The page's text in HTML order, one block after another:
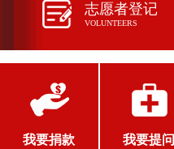
志愿者登记
VOLUNTEERS
我要捐款 我要提问